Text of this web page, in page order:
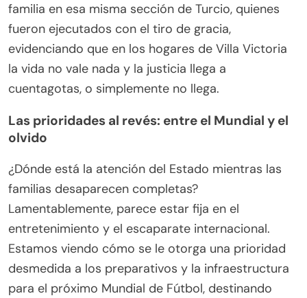
familia en esa misma sección de Turcio, quienes
fueron ejecutados con el tiro de gracia,
evidenciando que en los hogares de Villa Victoria
la vida no vale nada y la justicia llega a
cuentagotas, o simplemente no llega.
Las prioridades al revés: entre el Mundial y el
olvido
¿Dónde está la atención del Estado mientras las
familias desaparecen completas?
Lamentablemente, parece estar fija en el
entretenimiento y el escaparate internacional.
Estamos viendo cómo se le otorga una prioridad
desmedida a los preparativos y la infraestructura
para el próximo Mundial de Fútbol, destinando